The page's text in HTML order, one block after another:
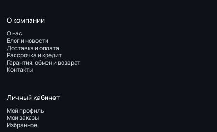
О компании
О нас
Блог и новости
Доставка и оплата
Рассрочка и кредит
Гарантия, обмен и возврат
Контакты
Личный кабинет
Мой профиль
Мои заказы
Избранное